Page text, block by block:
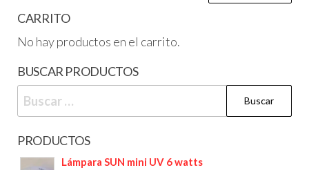
CARRITO
No hay productos en el carrito.
BUSCAR PRODUCTOS
PRODUCTOS
Lámpara SUN mini UV 6 watts